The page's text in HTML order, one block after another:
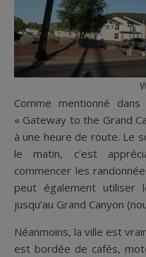
Comme mentionné
« Gateway to the Grand
à une heure de route. Le
le matin, c’est
commencer les
peut également
jusqu’au Grand Canyon
Néanmoins, la ville est
est bordée de cafés,